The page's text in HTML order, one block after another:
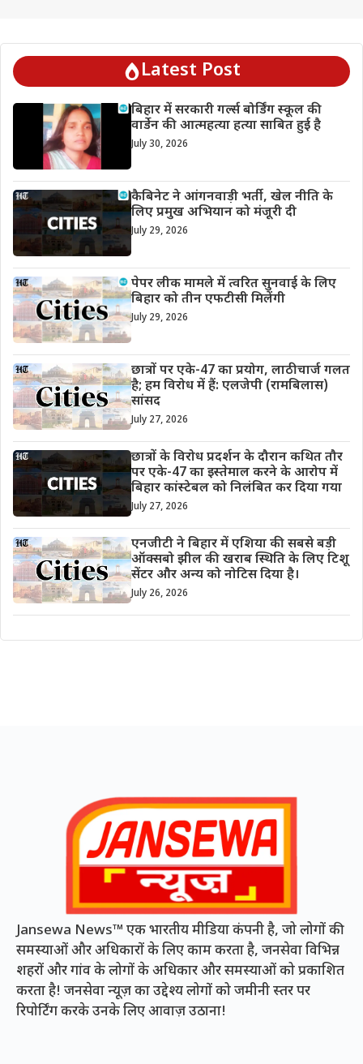
Latest Post
बिहार में सरकारी गर्ल्स बोर्डिंग स्कूल की
वार्डेन की आत्महत्या हत्या साबित हुई है
July 30, 2026
कैबिनेट ने आंगनवाड़ी भर्ती, खेल नीति के
लिए प्रमुख अभियान को मंजूरी दी
July 29, 2026
पेपर लीक मामले में त्वरित सुनवाई के लिए
बिहार को तीन एफटीसी मिलेंगी
July 29, 2026
छात्रों पर एके-47 का प्रयोग, लाठीचार्ज गलत
है; हम विरोध में हैं: एलजेपी (रामबिलास)
सांसद
July 27, 2026
छात्रों के विरोध प्रदर्शन के दौरान कथित तौर
पर एके-47 का इस्तेमाल करने के आरोप में
बिहार कांस्टेबल को निलंबित कर दिया गया
July 27, 2026
एनजीटी ने बिहार में एशिया की सबसे बड़ी
ऑक्सबो झील की खराब स्थिति के लिए टिशू
सेंटर और अन्य को नोटिस दिया है।
July 26, 2026
Jansewa News™ एक भारतीय मीडिया कंपनी है, जो लोगों की
समस्याओं और अधिकारों के लिए काम करता है, जनसेवा विभिन्न
शहरों और गांव के लोगों के अधिकार और समस्याओं को प्रकाशित
करता है! जनसेवा न्यूज़ का उद्देश्य लोगों को जमीनी स्तर पर
रिपोर्टिंग करके उनके लिए आवाज़ उठाना!